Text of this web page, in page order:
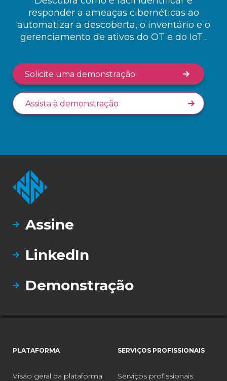
responder a ameaças cibernéticas ao
automatizar a descoberta, o inventário e o
gerenciamento de ativos do OT e do IoT .
Solicite uma demonstração
Assista à demonstração
Assine
LinkedIn
Demonstração
PLATAFORMA
Visão geral da plataforma
SERVIÇOS PROFISSIONAIS
Serviços profissionais